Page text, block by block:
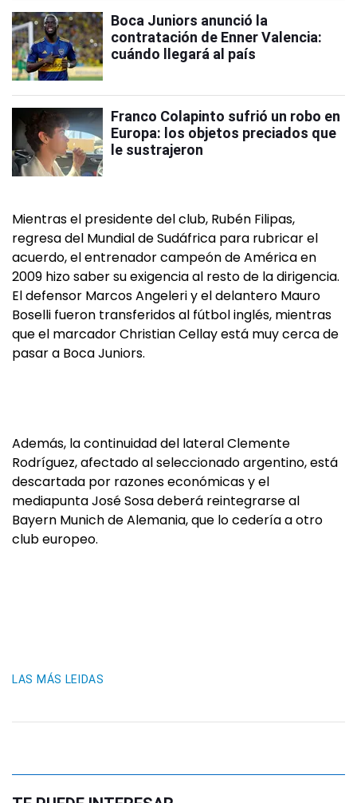
Boca Juniors anunció la
contratación de Enner Valencia:
cuándo llegará al país
Franco Colapinto sufrió un robo en
Europa: los objetos preciados que
le sustrajeron
Mientras el presidente del club, Rubén Filipas,
regresa del Mundial de Sudáfrica para rubricar el
acuerdo, el entrenador campeón de América en
2009 hizo saber su exigencia al resto de la dirigencia.
El defensor Marcos Angeleri y el delantero Mauro
Boselli fueron transferidos al fútbol inglés, mientras
que el marcador Christian Cellay está muy cerca de
pasar a Boca Juniors.
Además, la continuidad del lateral Clemente
Rodríguez, afectado al seleccionado argentino, está
descartada por razones económicas y el
mediapunta José Sosa deberá reintegrarse al
Bayern Munich de Alemania, que lo cedería a otro
club europeo.
LAS MÁS LEIDAS